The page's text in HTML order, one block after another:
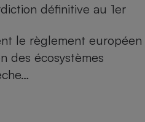
définitive au 1er
le règlement européen
des écosystèmes